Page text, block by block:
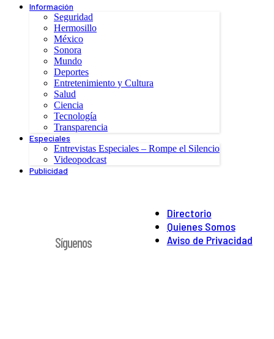
Información
Seguridad
Hermosillo
México
Sonora
Mundo
Deportes
Entretenimiento y Cultura
Salud
Ciencia
Tecnología
Transparencia
Especiales
Entrevistas Especiales – Rompe el Silencio
Videopodcast
Publicidad
Directorio
Quienes Somos
Aviso de Privacidad
Síguenos